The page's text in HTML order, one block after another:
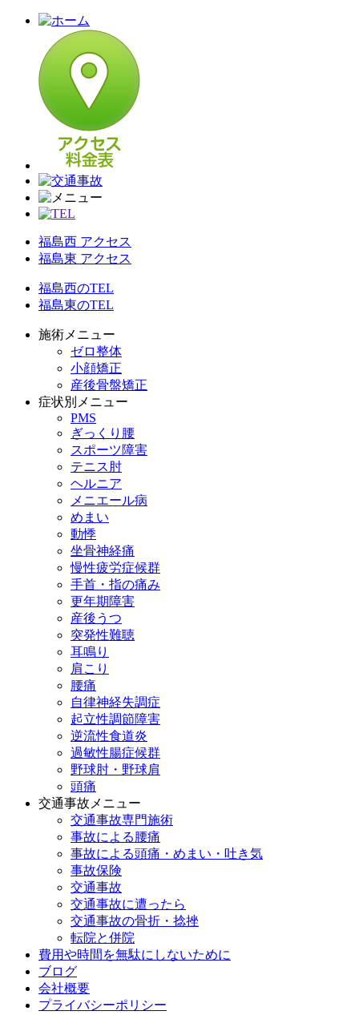
福島西 アクセス
福島東 アクセス
福島西のTEL
福島東のTEL
施術メニュー
ゼロ整体
小顔矯正
産後骨盤矯正
症状別メニュー
PMS
ぎっくり腰
スポーツ障害
テニス肘
ヘルニア
メニエール病
めまい
動悸
坐骨神経痛
慢性疲労症候群
手首・指の痛み
更年期障害
産後うつ
突発性難聴
耳鳴り
肩こり
腰痛
自律神経失調症
起立性調節障害
逆流性食道炎
過敏性腸症候群
野球肘・野球肩
頭痛
交通事故メニュー
交通事故専門施術
事故による腰痛
事故による頭痛・めまい・吐き気
事故保険
交通事故
交通事故に遭ったら
交通事故の骨折・捻挫
転院と併院
費用や時間を無駄にしないために
ブログ
会社概要
プライバシーポリシー